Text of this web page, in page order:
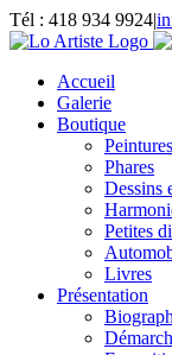
Passer
au
Tél : 418 934 9924|
Facebook
Instagram
Email
Pinterest
YouTube
Accueil
Galerie
Boutique
Phares
Dessins
Petites
Livres
Présentation